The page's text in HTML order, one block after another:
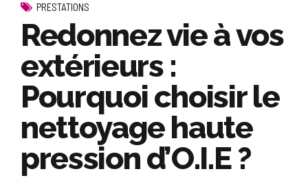
PRESTATIONS
Redonnez vie à vos
extérieurs :
Pourquoi choisir le
nettoyage haute
pression d’O.I.E ?